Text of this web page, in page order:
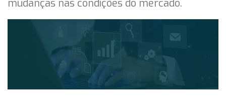
mudanças nas condições do mercado.